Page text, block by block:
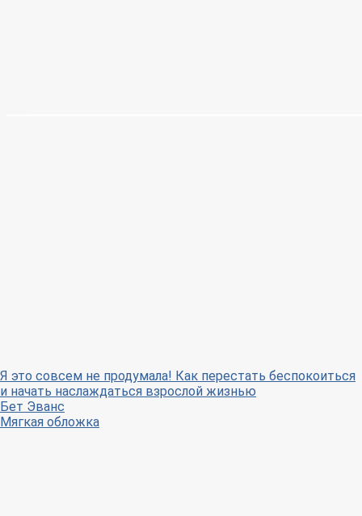
Я это совсем не продумала! Как перестать беспокоиться
и начать наслаждаться взрослой жизнью
Бет Эванс
Мягкая обложка